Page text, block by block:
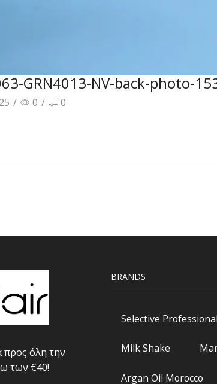
GRN4013-NV-back-photo-
/ 0 / 0
προς όλη την
των €40!
BRANDS
Selective Professional
Milk Shake
Argan Oil Morocco